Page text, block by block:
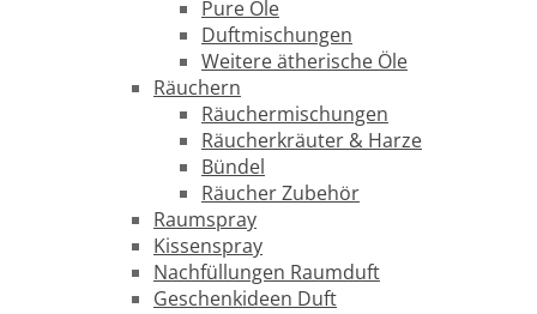
Pure Öle
Duftmischungen
Weitere ätherische Öle
Räuchern
Räuchermischungen
Räucherkräuter & Harze
Bündel
Räucher Zubehör
Raumspray
Kissenspray
Nachfüllungen Raumduft
Geschenkideen Duft